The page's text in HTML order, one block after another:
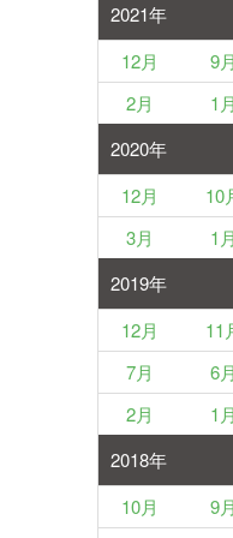
2021年
12月
9月
2月
1月
2020年
12月
10
3月
1月
2019年
12月
11
7月
6月
2月
1月
2018年
10月
9月